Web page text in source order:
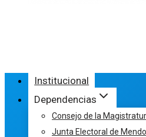
Institucional
Dependencias
Consejo de la
Junta Electoral de